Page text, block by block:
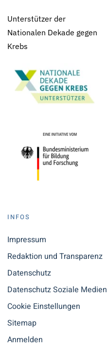
Unterstützer der
Nationalen Dekade gegen
Krebs
INFOS
Impressum
Redaktion und Transparenz
Datenschutz
Datenschutz Soziale Medien
Cookie Einstellungen
Sitemap
Anmelden